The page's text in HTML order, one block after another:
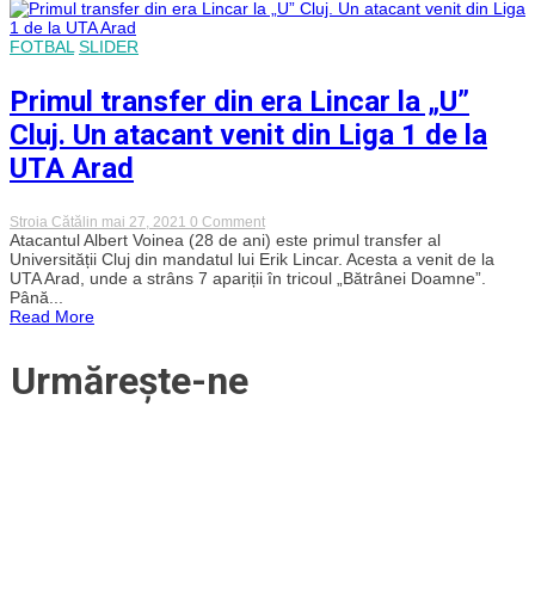
Cluj
și
rămâne
în
fruntea
FOTBAL SLIDER
Primul transfer din era Lincar la „U”
Cluj. Un atacant venit din Liga 1 de la
UTA Arad
Stroia Cătălin mai 27, 2021 0 Commenton
Primul
transfer
din
era
Atacantul Albert Voinea (28 de ani) este primul transfer al
Universității Cluj din mandatul lui Erik Lincar. Acesta a venit de la
UTA Arad, unde a strâns 7 apariții în tricoul „Bătrânei Doamne”.
Până...
Read More
Urmărește-ne